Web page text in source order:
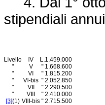
stipendiali
Livello IV L.1.459.000
"
V " 1.668.600
"
VI " 1.815.200
"
VI-bis " 2.052.850
"
VII " 2.290.500
"
VIII " 2.410.000
[3](1) VIII-bis " 2.715.500